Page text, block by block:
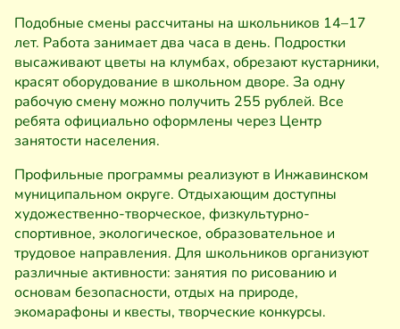
Подобные смены рассчитаны на школьников 14–17
лет. Работа занимает два часа в день. Подростки
высаживают цветы на клумбах, обрезают кустарники,
красят оборудование в школьном дворе. За одну
рабочую смену можно получить 255 рублей. Все
ребята официально оформлены через Центр
занятости населения.
Профильные программы реализуют в Инжавинском
муниципальном округе. Отдыхающим доступны
художественно-творческое, физкультурно-
спортивное, экологическое, образовательное и
трудовое направления. Для школьников организуют
различные активности: занятия по рисованию и
основам безопасности, отдых на природе,
экомарафоны и квесты, творческие конкурсы.